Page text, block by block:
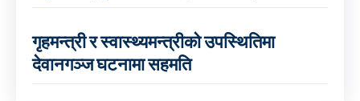
गृहमन्त्री र स्वास्थ्यमन्त्रीको उपस्थितिमा
देवानगञ्ज घटनामा सहमति